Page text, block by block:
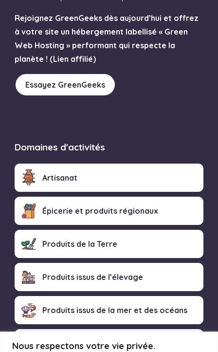
Nous respectons votre vie privée.
Rejoignez GreenGeeks dès aujourd’hui et offrez
à votre site un hébergement labellisé « Green
Web Hosting » performant qui respecte la
planète ! (Lien affilié)
Essayez GreenGeeks
Domaines d'activités
Artisanat
Épicerie et produits régionaux
Produits de la Terre
Produits issus de l’élevage
Produits issus de la mer et des océans
Produits transformés artisanaux